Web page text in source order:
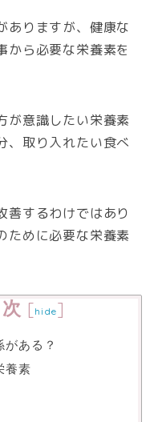
ありますが、健康な
から必要な栄養素を
が意識したい栄養素
、取り入れたい食べ
するわけではあり
ために必要な栄養素
[hide]
ある？
養素